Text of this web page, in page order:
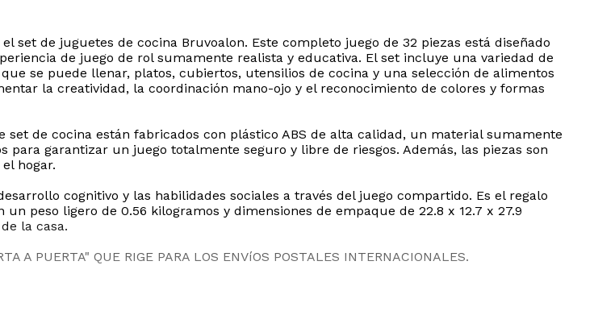
set de juguetes de cocina Bruvoalon. Este completo juego de 32 piezas está diseñado
de juego de rol sumamente realista y educativa. El set incluye una variedad de
se puede llenar, platos, cubiertos, utensilios de cocina y una selección de alimentos
la creatividad, la coordinación mano-ojo y el reconocimiento de colores y formas
de cocina están fabricados con plástico ABS de alta calidad, un material sumamente
para garantizar un juego totalmente seguro y libre de riesgos. Además, las piezas son
hogar.
cognitivo y las habilidades sociales a través del juego compartido. Es el regalo
peso ligero de 0.56 kilogramos y dimensiones de empaque de 22.8 x 12.7 x 27.9
la casa.
A PUERTA" QUE RIGE PARA LOS ENVíOS POSTALES INTERNACIONALES.